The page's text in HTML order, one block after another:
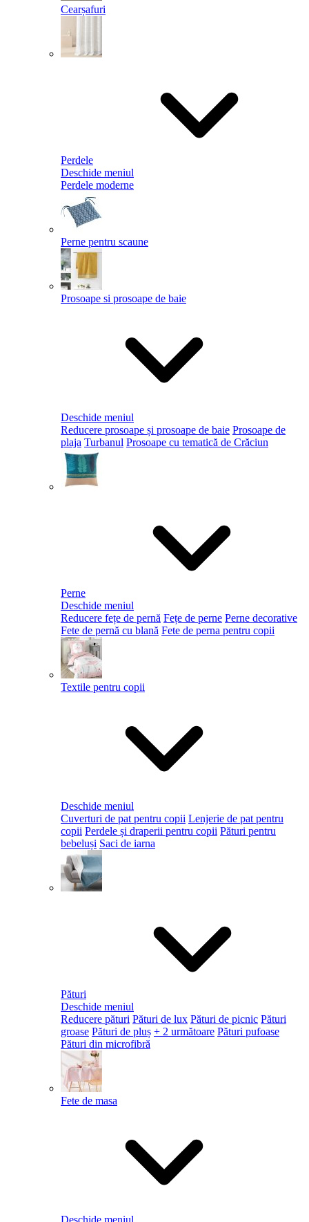
Cearșafuri
Perdele
Deschide meniul
Perdele moderne
Perne pentru scaune
Prosoape si prosoape de baie
Deschide meniul
Reducere prosoape și prosoape de baie Prosoape de
plaja Turbanul Prosoape cu tematică de Crăciun
Perne
Deschide meniul
Reducere fețe de pernă Fețe de perne Perne decorative
Fete de pernă cu blană Fete de perna pentru copii
Textile pentru copii
Deschide meniul
Cuverturi de pat pentru copii Lenjerie de pat pentru
copii Perdele și draperii pentru copii Pături pentru
bebeluși Saci de iarna
Pături
Deschide meniul
Reducere pături Pături de lux Pături de picnic Pături
groase Pături de pluș + 2 următoare Pături pufoase
Pături din microfibră
Fete de masa
Deschide meniul